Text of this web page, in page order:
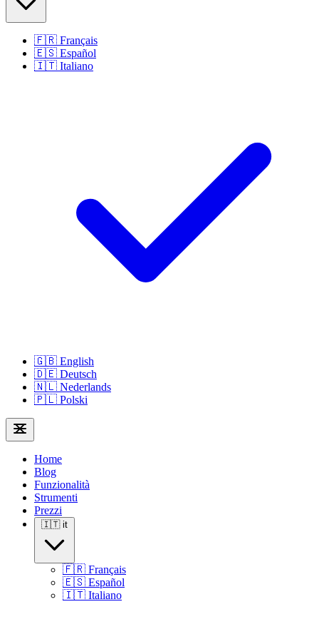
🇫🇷 Français
🇪🇸 Español
🇮🇹 Italiano
🇬🇧 English
🇩🇪 Deutsch
🇳🇱 Nederlands
🇵🇱 Polski
Home
Blog
Funzionalità
Strumenti
Prezzi
🇮🇹 it
🇫🇷 Français
🇪🇸 Español
🇮🇹 Italiano